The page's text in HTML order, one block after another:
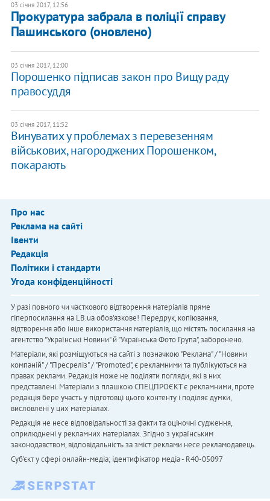
03 січня 2017, 12:56
Прокуратура забрала в поліції справу
Пашинського (оновлено)
03 січня 2017, 12:00
Порошенко підписав закон про Вищу раду
правосуддя
03 січня 2017, 11:52
Винуватих у проблемах з перевезенням
військових, нагороджених Порошенком,
покарають
Про нас
Реклама на сайті
Івенти
Редакція
Політики і стандарти
Угода конфіденційності
У разі повного чи часткового відтворення матеріалів пряме
гіперпосилання на LB.ua обов'язкове! Передрук, копіювання,
відтворення або інше використання матеріалів, що містять посилання на
агентство "Українськi Новини" й "Українська Фото Група", заборонено.
Матеріали, які розміщуються на сайті з позначкою "Реклама" / "Новини
компаній" / "Пресреліз" / "Promoted", є рекламними та публікуються на
правах реклами. Редакція може не поділяти погляди, які в них
представлені. Матеріали з плашкою СПЕЦПРОЄКТ є рекламними, проте
редакція бере участь у підготовці цього контенту і поділяє думки,
висловлені у цих матеріалах.
Редакція не несе відповідальності за факти та оціночні судження,
оприлюднені у рекламних матеріалах. Згідно з українським
законодавством, відповідальність за зміст реклами несе рекламодавець.
Cуб'єкт у сфері онлайн-медіа; ідентифікатор медіа - R40-05097